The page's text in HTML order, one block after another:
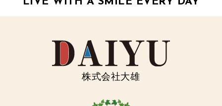
株式会社大雄